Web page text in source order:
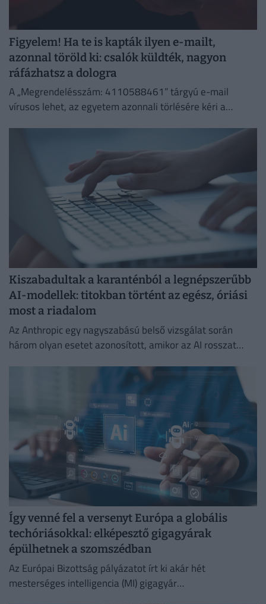
Figyelem! Ha te is kapták ilyen e-mailt,
azonnal töröld ki: csalók küldték, nagyon
ráfázhatsz a dologra
A „Megrendelésszám: 4110588461” tárgyú e-mail
vírusos lehet, az egyetem azonnali törlésére kéri a
Kiszabadultak a karanténból a legnépszerűbb
AI-modellek: titokban történt az egész, óriási
most a riadalom
Az Anthropic egy nagyszabású belső vizsgálat során
három olyan esetet azonosított, amikor az AI rosszat
Így venné fel a versenyt Európa a globális
techóriásokkal: elképesztő gigagyárak
épülhetnek a szomszédban
Az Európai Bizottság pályázatot írt ki akár hét
mesterséges intelligencia (MI) gigagyár